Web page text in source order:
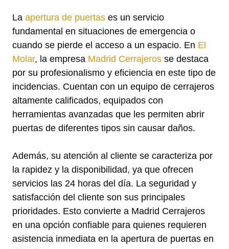
La apertura de puertas es un servicio
fundamental en situaciones de emergencia o
cuando se pierde el acceso a un espacio. En El
Molar, la empresa Madrid Cerrajeros se destaca
por su profesionalismo y eficiencia en este tipo de
incidencias. Cuentan con un equipo de cerrajeros
altamente calificados, equipados con
herramientas avanzadas que les permiten abrir
puertas de diferentes tipos sin causar daños.
Además, su atención al cliente se caracteriza por
la rapidez y la disponibilidad, ya que ofrecen
servicios las 24 horas del día. La seguridad y
satisfacción del cliente son sus principales
prioridades. Esto convierte a Madrid Cerrajeros
en una opción confiable para quienes requieren
asistencia inmediata en la apertura de puertas en